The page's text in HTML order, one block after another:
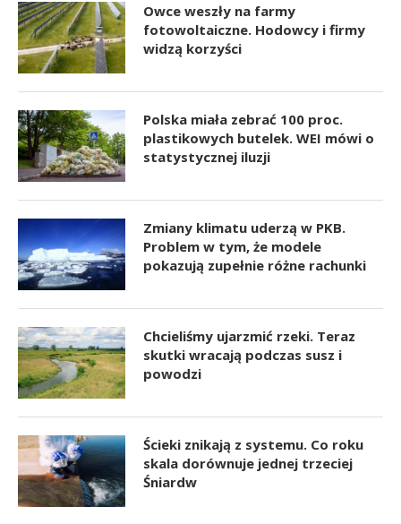
Owce weszły na farmy
fotowoltaiczne. Hodowcy i firmy
widzą korzyści
Polska miała zebrać 100 proc.
plastikowych butelek. WEI mówi o
statystycznej iluzji
Zmiany klimatu uderzą w PKB.
Problem w tym, że modele
pokazują zupełnie różne rachunki
Chcieliśmy ujarzmić rzeki. Teraz
skutki wracają podczas susz i
powodzi
Ścieki znikają z systemu. Co roku
skala dorównuje jednej trzeciej
Śniardw